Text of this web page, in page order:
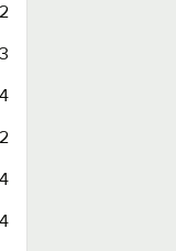
4
2
4
4